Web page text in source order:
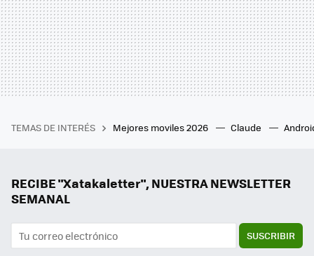
TEMAS DE INTERÉS Mejores moviles 2026 Claude
RECIBE "Xatakaletter", NUESTRA NEWSLETTER
SEMANAL
SUSCRIBIR